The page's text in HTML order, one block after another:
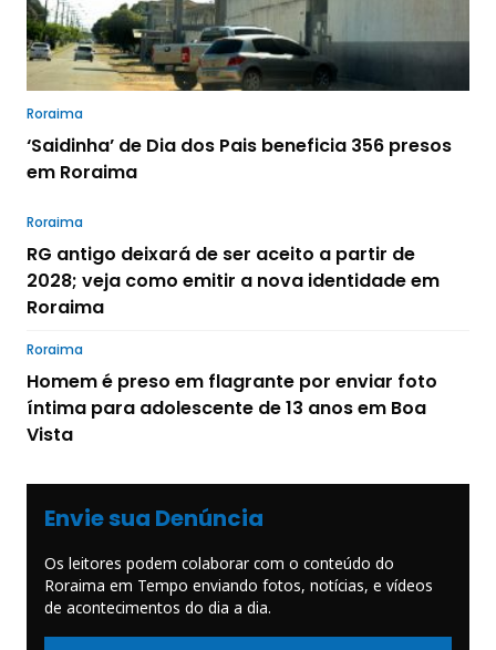
Roraima
‘Saidinha’ de Dia dos Pais beneficia 356 presos
em Roraima
Roraima
RG antigo deixará de ser aceito a partir de
2028; veja como emitir a nova identidade em
Roraima
Roraima
Homem é preso em flagrante por enviar foto
íntima para adolescente de 13 anos em Boa
Vista
Envie sua Denúncia
Os leitores podem colaborar com o conteúdo do
Roraima em Tempo enviando fotos, notícias, e vídeos
de acontecimentos do dia a dia.